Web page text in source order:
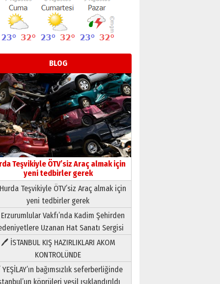
BLOG
Teşvikiyle ÖTV’siz Araç almak için
yeni tedbirler gerek
Teşvikiyle ÖTV’siz Araç almak için
yeni tedbirler gerek
Vakfı’nda Kadim Şehirden
Uzanan Hat Sanatı Sergisi
🖊 İSTANBUL KIŞ HAZIRLIKLARI AKOM
KONTROLÜNDE
bağımsızlık seferberliğinde
köprüleri yeşil ışıklandırıldı
Neşat YALÇIN
Paranın Aile Kültüründeki Yeri
03 Ağustos 2026 Pazartesi
Yıldırım Gündoğdu
HAVVA’NIN ÜÇ KIZI
09 Temmuz 2026 Perşembe